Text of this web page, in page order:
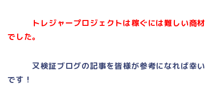
トレジャープロジェクトは稼ぐには難しい商材
でした。
又検証ブログの記事を皆様が参考になれば幸い
です！